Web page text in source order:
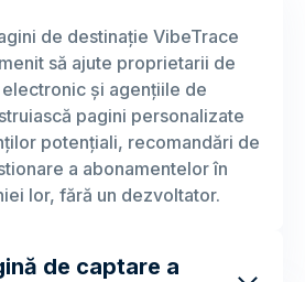
de destinație VibeTrace
să ajute proprietarii de
și agențiile de
pagini personalizate
potențiali, recomandări de
a abonamentelor în
lor, fără un dezvoltator.
de captare a